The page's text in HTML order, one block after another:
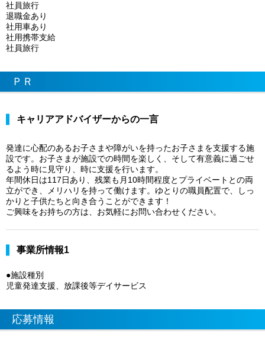
社員旅行
退職金あり
社用車あり
社用携帯支給
社員旅行
ＰＲ
キャリアアドバイザーからの一言
発達に心配のあるお子さまや障がいを持ったお子さまを支援する施
設です。お子さまが施設での時間を楽しく、そして有意義に過ごせ
るよう時に見守り、時に支援を行います。
年間休日は117日あり、残業も月10時間程度とプライベートとの両
立ができ、メリハリを持って働けます。ゆとりの職員配置で、しっ
かりと子供たちと向き合うことができます！
ご興味をお持ちの方は、お気軽にお問い合わせください。
事業所情報1
●施設種別
児童発達支援、放課後等デイサービス
応募情報